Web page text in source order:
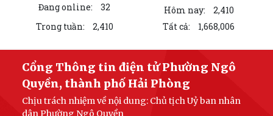
PHƯỜNG NGÔ QUYỀN TUYÊN TRUYỀN VẬN ĐỘNG TỔ CHỨC, CÁ NHÂN
Kỳ họp thứ 4 HĐND Phường Ngô Quyền: Phân bổ bổ sung hơn 38 tỷ
đồng vốn đầu tư công
KẾ HOẠCH TỔ CHỨC TIẾP CÔNG DÂN 6 THÁNG CUỐI NĂM 2026 CỦA
THƯỜNG TRỰC HĐND, ĐẠI BIỂU HĐND PHƯỜNG...
Đang online: 32 Hôm nay:
2,410
Trong tuần:
2,410 Tất cả: 1,668,006
Cổng Thông tin điện tử Phường Ngô
Quyền, thành phố Hải Phòng
Chịu trách nhiệm về nội dung: Chủ tịch Uỷ ban nhân
dân Phường Ngô Quyền